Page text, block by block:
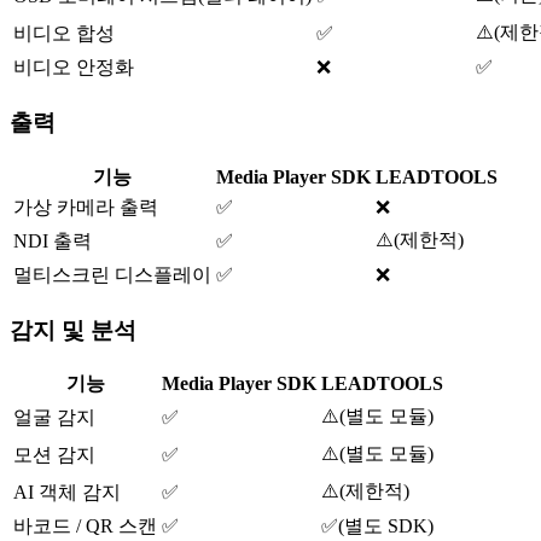
비디오 합성
✅ ⚠️(제
비디오 안정화
❌ ✅
출력
기능 Media Player SDK LEADTOOLS
가상 카메라 출력
✅
❌
NDI 출력
✅ ⚠️(제한적)
멀티스크린 디스플레이
✅ ❌
감지 및 분석
기능 Media Player SDK LEADTOOLS
얼굴 감지
✅ ⚠️(별도 모듈)
모션 감지
✅ ⚠️(별도 모듈)
AI 객체 감지
✅ ⚠️(제한적)
바코드 / QR 스캔 ✅ ✅(별도 SDK)